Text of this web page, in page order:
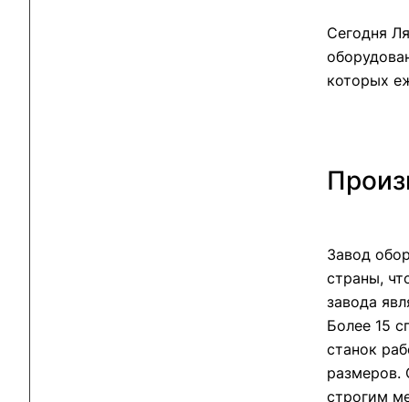
Сегодня
которых
Завод
страны,
завода
Более 15
станок
размеров.
строгим